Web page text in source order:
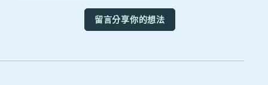
留言分享你的想法